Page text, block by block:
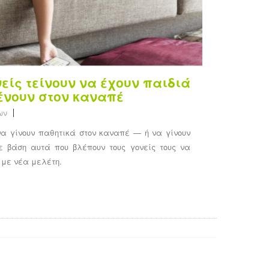
τείνουν να έχουν παιδιά
στον καναπέ
γίνουν παθητικά στον καναπέ — ή να γίνουν
αυτά που βλέπουν τους γονείς τους να
νέα μελέτη.